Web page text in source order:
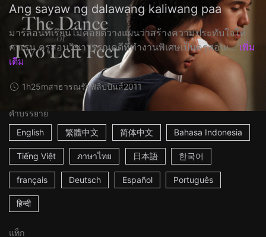
Ang sayaw ng dalawang kaliwang paa
มาร์ลอนที่เรียนไม่ค่อยดีวางแผนว่าสร้างความประทับใจให้
คาเรน ครูสอนวิชาวรรณคดีที่ทำงานพิเศษเป็นครูสอนเ... เพิ่ม
เติม
1h25mสาธารณรัฐฟิลิปปินส์2011
คำบรรยาย
English
繁體中文 简体中文 Bahasa Indonesia
Tiếng Việt ภาษาไทย 日本語 한국어
français Deutsch Español Português
हिन्दी
แท็ก